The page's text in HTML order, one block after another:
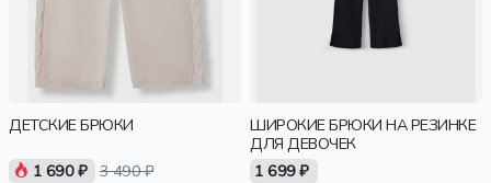
ДЕТСКИЕ БРЮКИ
1 690 ₽ 3 490 ₽
ШИРОКИЕ БРЮКИ НА РЕЗИНКЕ
ДЛЯ ДЕВОЧЕК
1 699 ₽